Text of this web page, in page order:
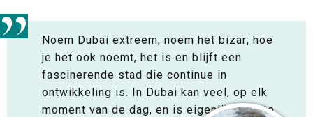
Noem Dubai extreem, noem het bizar; hoe
je het ook noemt, het is en blijft een
fascinerende stad die continue in
ontwikkeling is. In Dubai kan veel, op elk
moment van de dag, en is eigenlijk niks te